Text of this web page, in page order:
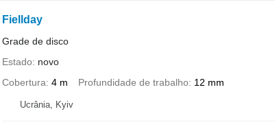
Fiellday
Grade de disco
Estado
novo
Cobertura 4 m Profundidade de trabalho 12 mm
Ucrânia, Kyiv